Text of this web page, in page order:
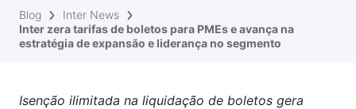
Blog
Inter News
Inter zera tarifas de boletos para PMEs e avança na
estratégia de expansão e liderança no segmento
Isenção ilimitada na liquidação de boletos gera